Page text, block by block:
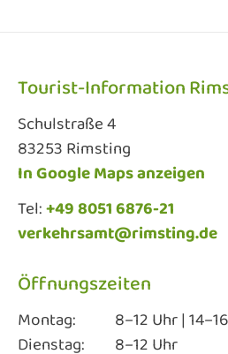
Tourist-Information
Schulstraße 4
83253 Rimsting
In Google Maps anzeigen
Tel:+49 8051 6876-21
verkehrsamt@rimsting.de
Öffnungszeiten
Montag:
8–12 Uhr |
Dienstag:
8–12 Uhr